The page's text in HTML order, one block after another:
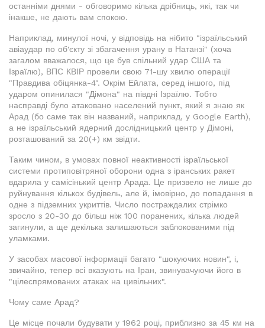
останніми днями - обговоримо кілька дрібниць, які, так чи
інакше, не дають вам спокою.
Наприклад, минулої ночі, у відповідь на нібито "ізраїльський
авіаудар по об'єкту зі збагачення урану в Натанзі" (хоча
загалом вважалося, що це був спільний удар США та
Ізраїлю), ВПС КВІР провели свою 71-шу хвилю операції
"Правдива обіцянка-4". Окрім Ейлата, серед іншого, під
ударом опинилася "Дімона" на півдні Ізраїлю. Тобто
насправді було атаковано населений пункт, який я знаю як
Арад (бо саме так він названий, наприклад, у Google Earth),
а не ізраїльський ядерний дослідницький центр у Дімоні,
розташований за 20(+) км звідти.
Таким чином, в умовах повної неактивності ізраїльської
системи протиповітряної оборони одна з іранських ракет
вдарила у самісінький центр Арада. Це призвело не лише до
руйнування кількох будівель, але й, імовірно, до попадання в
одне з підземних укриттів. Число постраждалих стрімко
зросло з 20-30 до більш ніж 100 поранених, кілька людей
загинули, а ще декілька залишаються заблокованими під
уламками.
У засобах масової інформації багато "шокуючих новин", і,
звичайно, тепер всі вказують на Іран, звинувачуючи його в
"цілеспрямованих атаках на цивільних".
Чому саме Арад?
Це місце почали будувати у 1962 році, приблизно за 45 км на